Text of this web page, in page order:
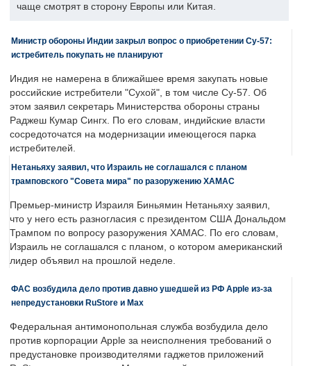
чаще смотрят в сторону Европы или Китая.
Министр обороны Индии закрыл вопрос о приобретении Су-57:
истребитель покупать не планируют
Индия не намерена в ближайшее время закупать новые
российские истребители "Сухой", в том числе Су-57. Об
этом заявил секретарь Министерства обороны страны
Раджеш Кумар Сингх. По его словам, индийские власти
сосредоточатся на модернизации имеющегося парка
истребителей.
Нетаньяху заявил, что Израиль не соглашался с планом
трамповского "Совета мира" по разоружению ХАМАС
Премьер-министр Израиля Биньямин Нетаньяху заявил,
что у него есть разногласия с президентом США Дональдом
Трампом по вопросу разоружения ХАМАС. По его словам,
Израиль не соглашался с планом, о котором американский
лидер объявил на прошлой неделе.
ФАС возбудила дело против давно ушедшей из РФ Apple из-за
непредустановки RuStore и Max
Федеральная антимонопольная служба возбудила дело
против корпорации Apple за неисполнения требований о
предустановке производителями гаджетов приложений